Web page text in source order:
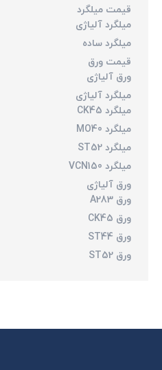
قیمت میلگرد
میلگرد آلیاژی
میلگرد ساده
قیمت ورق
ورق آلیاژی
میلگرد آلیاژی
میلگرد CK45
میلگرد MO40
میلگرد ST52
میلگرد VCN150
ورق آلیاژی
ورق A283
ورق CK45
ورق ST44
ورق ST52